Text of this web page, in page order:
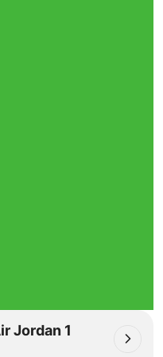
Jordan 1